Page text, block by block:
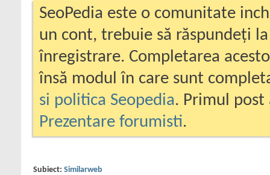
SeoPedia este o comunitate
un cont, trebuie să răspundeți
înregistrare. Completarea
însă modul în care sunt
si politica Seopedia. Primul
Prezentare forumisti.
Subiect: Similarweb